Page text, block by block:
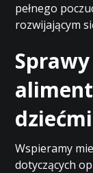
pełnego
rozwijającym
dziećmi
Wspieramy
dotyczących